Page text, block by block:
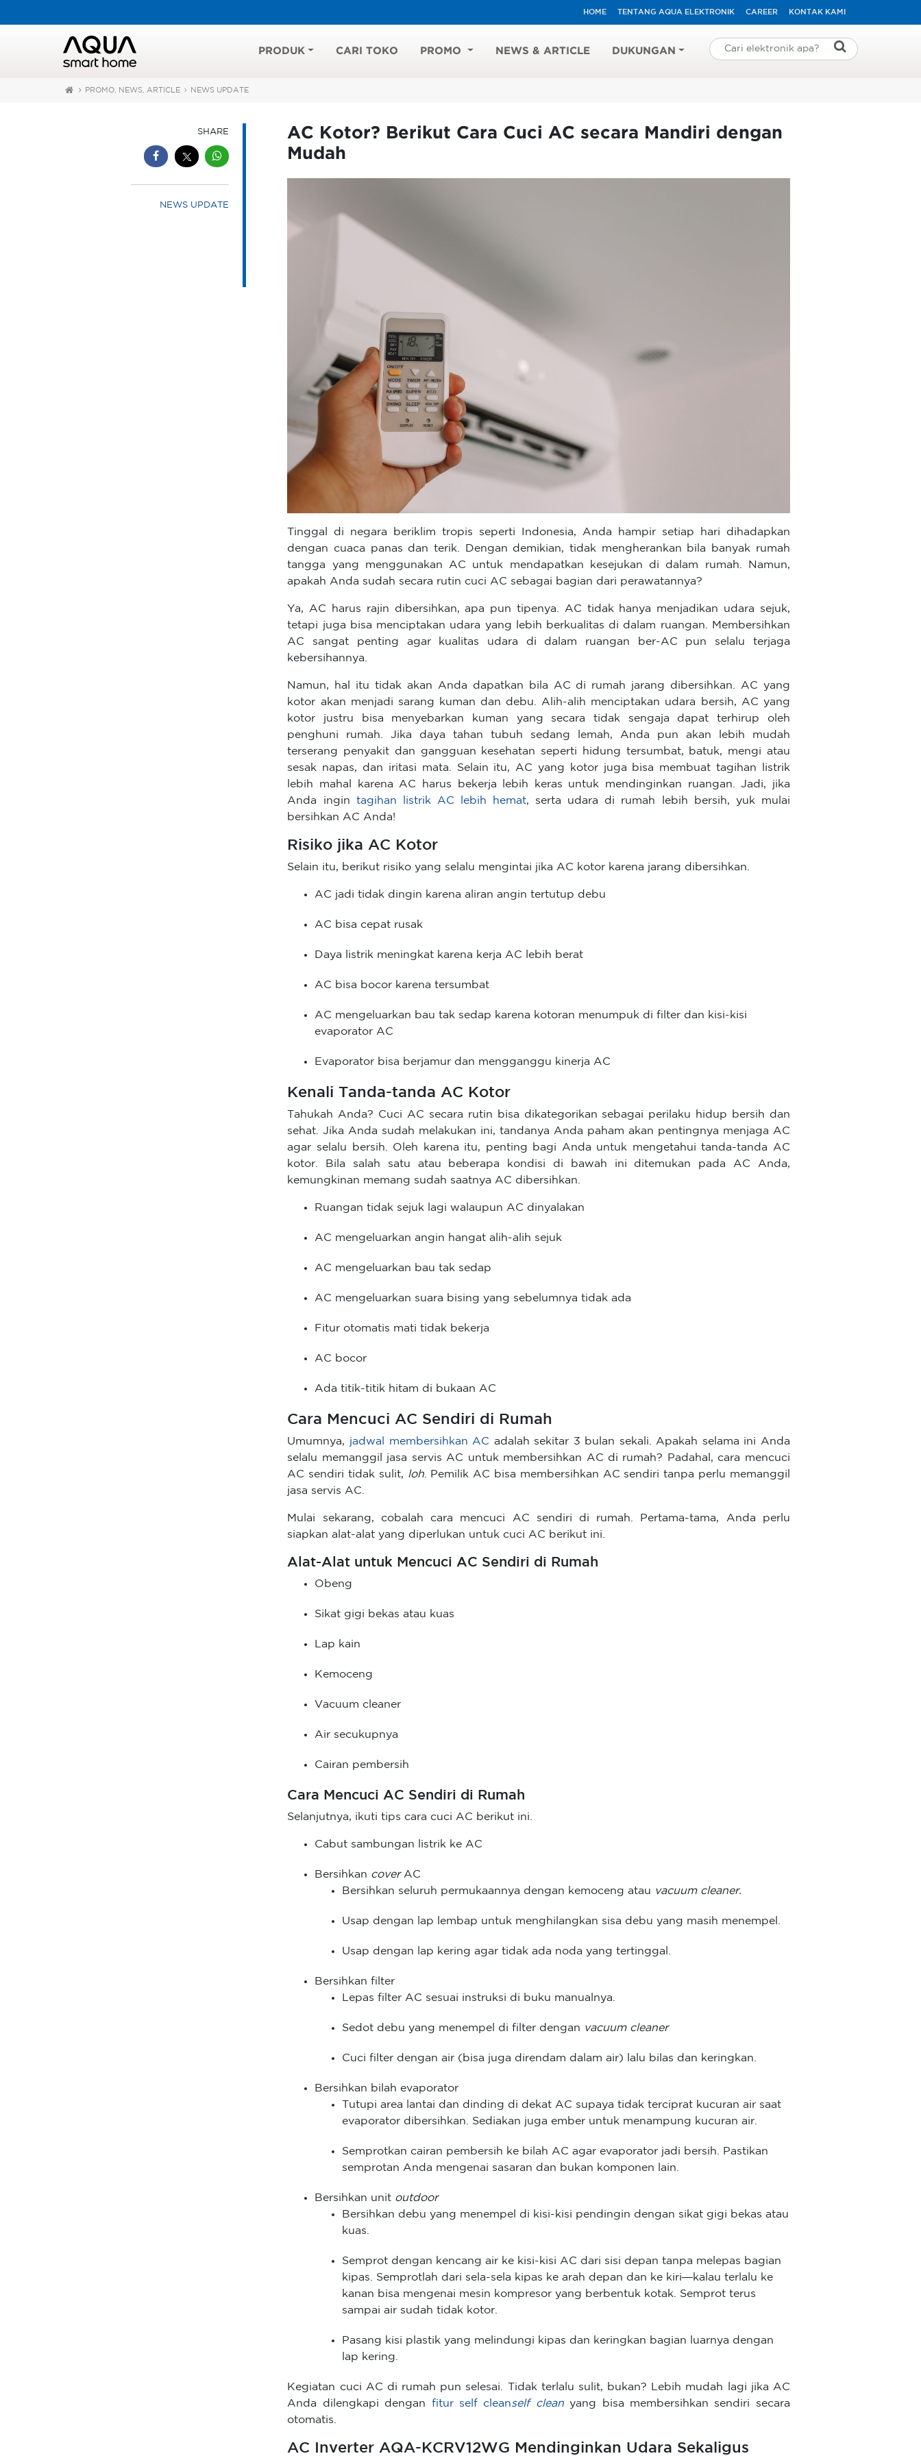
HOME TENTANG AQUA ELEKTRONIK CAREER KONTAK KAMI
PRODUK CARI TOKO PROMO NEWS & ARTICLE DUKUNGAN
PROMO, NEWS, ARTICLE NEWS UPDATE
SHARE
NEWS UPDATE
AC Kotor? Berikut Cara Cuci AC secara Mandiri dengan
Mudah
Tinggal di negara beriklim tropis seperti Indonesia, Anda hampir setiap hari dihadapkan
dengan cuaca panas dan terik. Dengan demikian, tidak mengherankan bila banyak rumah
tangga yang menggunakan AC untuk mendapatkan kesejukan di dalam rumah. Namun,
apakah Anda sudah secara rutin cuci AC sebagai bagian dari perawatannya?
Ya, AC harus rajin dibersihkan, apa pun tipenya. AC tidak hanya menjadikan udara sejuk,
tetapi juga bisa menciptakan udara yang lebih berkualitas di dalam ruangan. Membersihkan
AC sangat penting agar kualitas udara di dalam ruangan ber-AC pun selalu terjaga
kebersihannya.
Namun, hal itu tidak akan Anda dapatkan bila AC di rumah jarang dibersihkan. AC yang
kotor akan menjadi sarang kuman dan debu. Alih-alih menciptakan udara bersih, AC yang
kotor justru bisa menyebarkan kuman yang secara tidak sengaja dapat terhirup oleh
penghuni rumah. Jika daya tahan tubuh sedang lemah, Anda pun akan lebih mudah
terserang penyakit dan gangguan kesehatan seperti hidung tersumbat, batuk, mengi atau
sesak napas, dan iritasi mata. Selain itu, AC yang kotor juga bisa membuat tagihan listrik
lebih mahal karena AC harus bekerja lebih keras untuk mendinginkan ruangan. Jadi, jika
Anda ingin tagihan listrik AC lebih hemat, serta udara di rumah lebih bersih, yuk mulai
bersihkan AC Anda!
Risiko jika AC Kotor
Selain itu, berikut risiko yang selalu mengintai jika AC kotor karena jarang dibersihkan.
AC jadi tidak dingin karena aliran angin tertutup debu
AC bisa cepat rusak
Daya listrik meningkat karena kerja AC lebih berat
AC bisa bocor karena tersumbat
AC mengeluarkan bau tak sedap karena kotoran menumpuk di filter dan kisi-kisi
evaporator AC
Evaporator bisa berjamur dan mengganggu kinerja AC
Kenali Tanda-tanda AC Kotor
Tahukah Anda? Cuci AC secara rutin bisa dikategorikan sebagai perilaku hidup bersih dan
sehat. Jika Anda sudah melakukan ini, tandanya Anda paham akan pentingnya menjaga AC
agar selalu bersih. Oleh karena itu, penting bagi Anda untuk mengetahui tanda-tanda AC
kotor. Bila salah satu atau beberapa kondisi di bawah ini ditemukan pada AC Anda,
kemungkinan memang sudah saatnya AC dibersihkan.
Ruangan tidak sejuk lagi walaupun AC dinyalakan
AC mengeluarkan angin hangat alih-alih sejuk
AC mengeluarkan bau tak sedap
AC mengeluarkan suara bising yang sebelumnya tidak ada
Fitur otomatis mati tidak bekerja
AC bocor
Ada titik-titik hitam di bukaan AC
Cara Mencuci AC Sendiri di Rumah
Umumnya, jadwal membersihkan AC adalah sekitar 3 bulan sekali. Apakah selama ini Anda
selalu memanggil jasa servis AC untuk membersihkan AC di rumah? Padahal, cara mencuci
AC sendiri tidak sulit, loh. Pemilik AC bisa membersihkan AC sendiri tanpa perlu memanggil
jasa servis AC.
Mulai sekarang, cobalah cara mencuci AC sendiri di rumah. Pertama-tama, Anda perlu
siapkan alat-alat yang diperlukan untuk cuci AC berikut ini.
Alat-Alat untuk Mencuci AC Sendiri di Rumah
Obeng
Sikat gigi bekas atau kuas
Lap kain
Kemoceng
Vacuum cleaner
Air secukupnya
Cairan pembersih
Cara Mencuci AC Sendiri di Rumah
Selanjutnya, ikuti tips cara cuci AC berikut ini.
Cabut sambungan listrik ke AC
Bersihkan cover AC
Bersihkan seluruh permukaannya dengan kemoceng atau vacuum cleaner.
Usap dengan lap lembap untuk menghilangkan sisa debu yang masih menempel.
Usap dengan lap kering agar tidak ada noda yang tertinggal.
Bersihkan filter
Lepas filter AC sesuai instruksi di buku manualnya.
Sedot debu yang menempel di filter dengan vacuum cleaner
Cuci filter dengan air (bisa juga direndam dalam air) lalu bilas dan keringkan.
Bersihkan bilah evaporator
Tutupi area lantai dan dinding di dekat AC supaya tidak terciprat kucuran air saat
evaporator dibersihkan. Sediakan juga ember untuk menampung kucuran air.
Semprotkan cairan pembersih ke bilah AC agar evaporator jadi bersih. Pastikan
semprotan Anda mengenai sasaran dan bukan komponen lain.
Bersihkan unit outdoor
Bersihkan debu yang menempel di kisi-kisi pendingin dengan sikat gigi bekas atau
kuas.
Semprot dengan kencang air ke kisi-kisi AC dari sisi depan tanpa melepas bagian
kipas. Semprotlah dari sela-sela kipas ke arah depan dan ke kiri—kalau terlalu ke
kanan bisa mengenai mesin kompresor yang berbentuk kotak. Semprot terus
sampai air sudah tidak kotor.
Pasang kisi plastik yang melindungi kipas dan keringkan bagian luarnya dengan
lap kering.
Kegiatan cuci AC di rumah pun selesai. Tidak terlalu sulit, bukan? Lebih mudah lagi jika AC
Anda dilengkapi dengan fitur self cleanself clean yang bisa membersihkan sendiri secara
otomatis.
AC Inverter AQA-KCRV12WG Mendinginkan Udara Sekaligus